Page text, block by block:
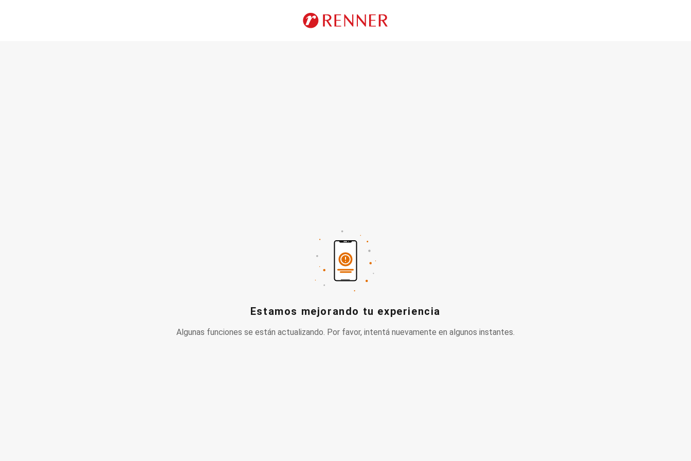
Estamos mejorando tu experiencia
Algunas funciones se están actualizando. Por favor, intentá nuevamente en algunos instantes.